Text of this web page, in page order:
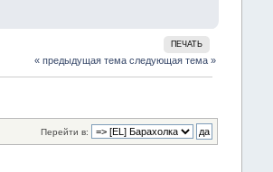
ПЕЧАТЬ
« предыдущая тема следующая тема »
Перейти в: